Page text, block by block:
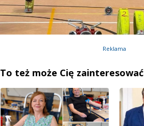
Reklama
To też może Cię zainteresować